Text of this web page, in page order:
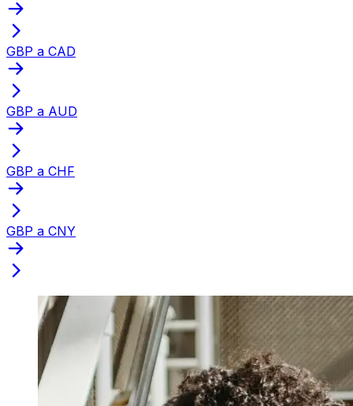
GBP a CAD
GBP a AUD
GBP a CHF
GBP a CNY